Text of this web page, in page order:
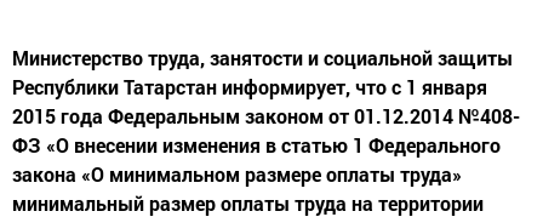
Министерство труда, занятости и социальной защиты
Республики Татарстан информирует, что с 1 января
2015 года Федеральным законом от 01.12.2014 №408-
ФЗ «О внесении изменения в статью 1 Федерального
закона «О минимальном размере оплаты труда»
минимальный размер оплаты труда на территории